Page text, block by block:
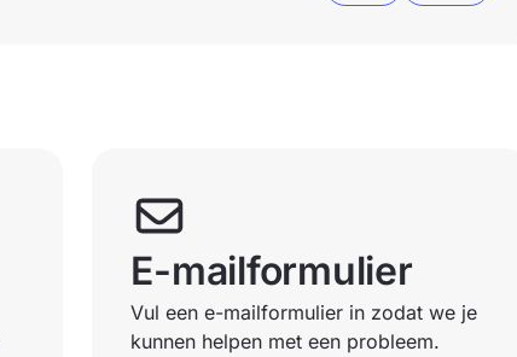
E-mailformulier
Vul een e-mailformulier in zodat we je
kunnen helpen met een probleem.